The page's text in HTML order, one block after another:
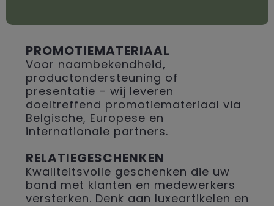
PROMOTIEMATERIAAL
Voor naambekendheid,
productondersteuning of
presentatie – wij leveren
doeltreffend promotiemateriaal via
Belgische, Europese en
internationale partners.
RELATIEGESCHENKEN
Kwaliteitsvolle geschenken die uw
band met klanten en medewerkers
versterken. Denk aan luxeartikelen en